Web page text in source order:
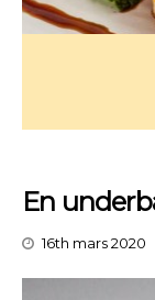
En
16th mars 2020